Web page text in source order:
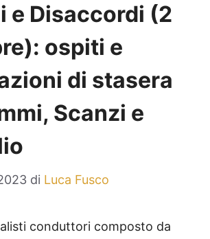
e Disaccordi (2
ospiti e
di stasera
Scanzi e
di Luca Fusco
conduttori composto da